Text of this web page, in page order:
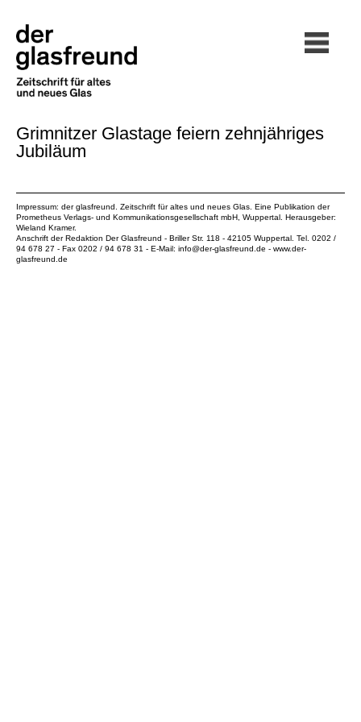
Grimnitzer Glastage feiern zehnjähriges
Jubiläum
Impressum: der glasfreund. Zeitschrift für altes und neues Glas. Eine Publikation der
Prometheus Verlags- und Kommunikationsgesellschaft mbH , Wuppertal. Herausgeber:
Wieland Kramer.
Anschrift der Redaktion Der Glasfreund - Briller Str. 118 - 42105 Wuppertal. Tel. 0202 /
94 678 27 - Fax 0202 / 94 678 31 - E-Mail: info@der-glasfreund.de - www.der-
glasfreund.de